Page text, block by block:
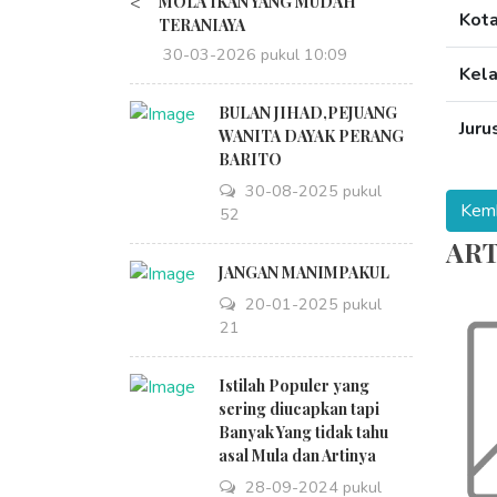
TERANIAYA
30-03-2026 pukul 10:09
BULAN JIHAD,PEJUANG
WANITA DAYAK PERANG
BARITO
30-08-2025 pukul
18:52
JANGAN MANIMPAKUL
20-01-2025 pukul
09:21
Istilah Populer yang
sering diucapkan tapi
Banyak Yang tidak tahu
asal Mula dan Artinya
28-09-2024 pukul
Kota